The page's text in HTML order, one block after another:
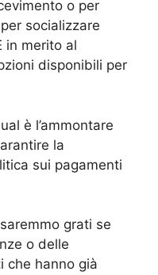
o per
socializzare
in merito al
disponibili per
è l’ammontare
la
sui pagamenti
grati se
o delle
che hanno già